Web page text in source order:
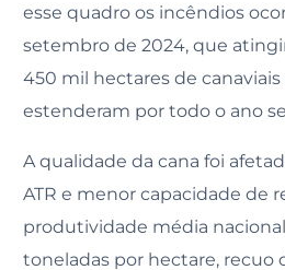
esse quadro os incêndios
setembro de 2024, que
450 mil hectares de
estenderam por todo o ano
A qualidade da cana foi
ATR e menor capacidade de
produtividade média nacional
toneladas por hectare, recuo